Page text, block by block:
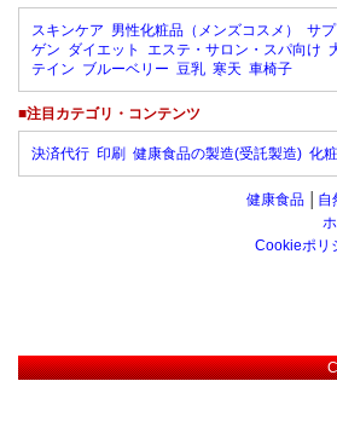
スキンケア 男性化粧品（メンズコスメ） サ
ゲン ダイエット エステ・サロン・スパ向け
テイン ブルーベリー 豆乳 寒天 車椅子
■注目カテゴリ・コンテンツ
決済代行 印刷 健康食品の製造(受託製造) 化
健康食品 自
Cookieポリ